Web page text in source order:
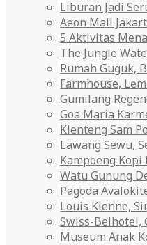
Liburan Jadi
Aeon Mall
5 Aktivitas
The Jungle
Rumah Guguk,
Farmhouse,
Gumilang
Goa Maria
Klenteng Sam
Lawang Sewu,
Kampoeng
Watu Gunung
Pagoda
Louis Kienne,
Swiss-Belhotel,
Museum Anak